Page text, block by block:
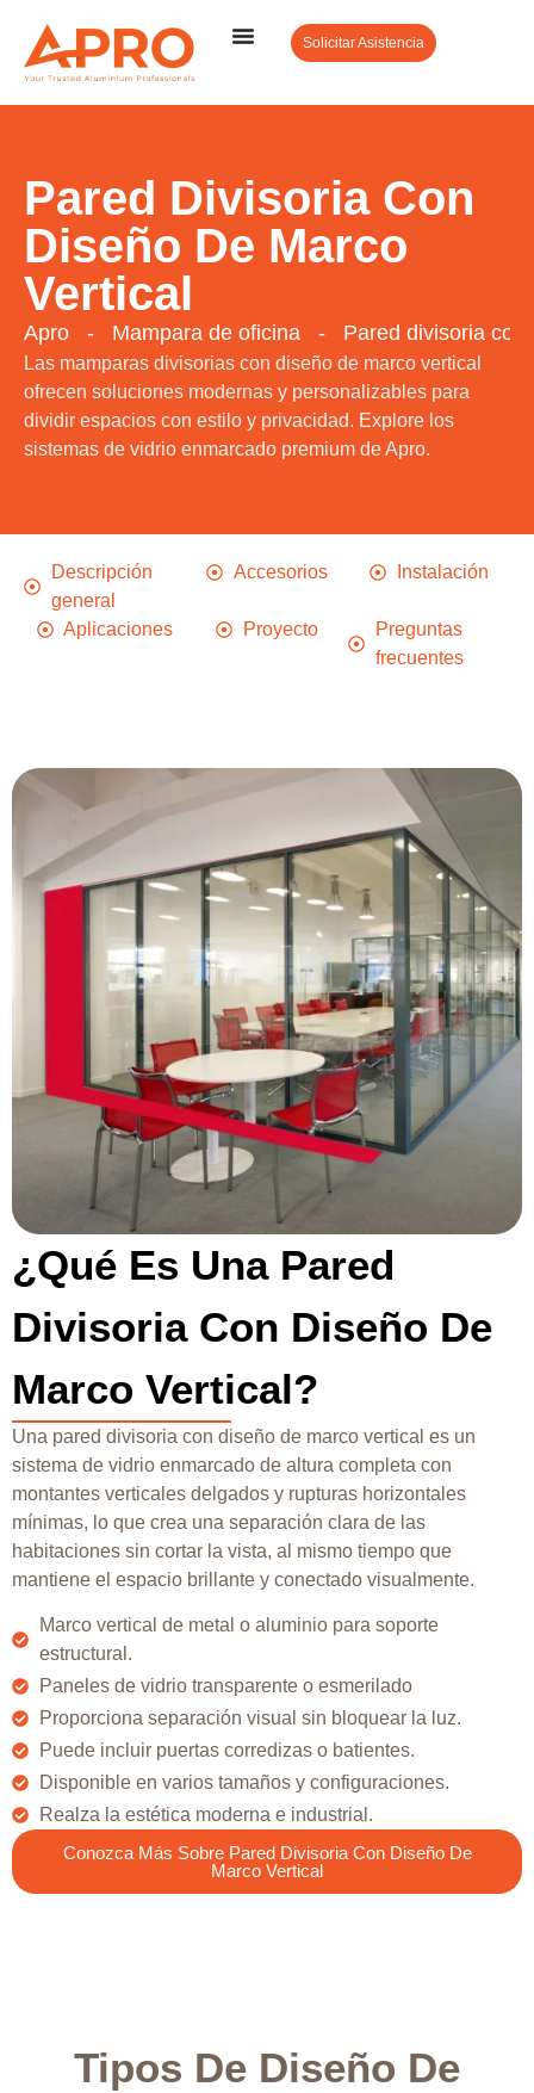
Solicitar Asistencia
Pared Divisoria Con
Diseño De Marco
Vertical
Apro - Mampara de oficina - Pared divisoria
Las mamparas divisorias con diseño de marco vertical
ofrecen soluciones modernas y personalizables para
dividir espacios con estilo y privacidad. Explore los
sistemas de vidrio enmarcado premium de Apro.
Descripción
general
Accesorios Instalación
Aplicaciones Proyecto
Preguntas
frecuentes
¿Qué Es Una Pared
Divisoria Con Diseño De
Marco Vertical?
Una pared divisoria con diseño de marco vertical es un
sistema de vidrio enmarcado de altura completa con
montantes verticales delgados y rupturas horizontales
mínimas, lo que crea una separación clara de las
habitaciones sin cortar la vista, al mismo tiempo que
mantiene el espacio brillante y conectado visualmente.
Marco vertical de metal o aluminio para soporte
estructural.
Paneles de vidrio transparente o esmerilado
Proporciona separación visual sin bloquear la luz.
Puede incluir puertas corredizas o batientes.
Disponible en varios tamaños y configuraciones.
Realza la estética moderna e industrial.
Conozca Más Sobre Pared Divisoria Con Diseño De
Marco Vertical
Tipos De Diseño De